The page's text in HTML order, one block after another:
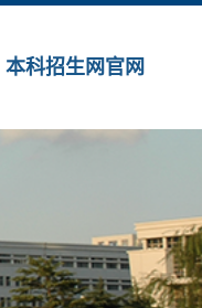
本科招生网官网